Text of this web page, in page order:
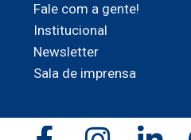
Fale com a gente!
Institucional
Newsletter
Sala de imprensa